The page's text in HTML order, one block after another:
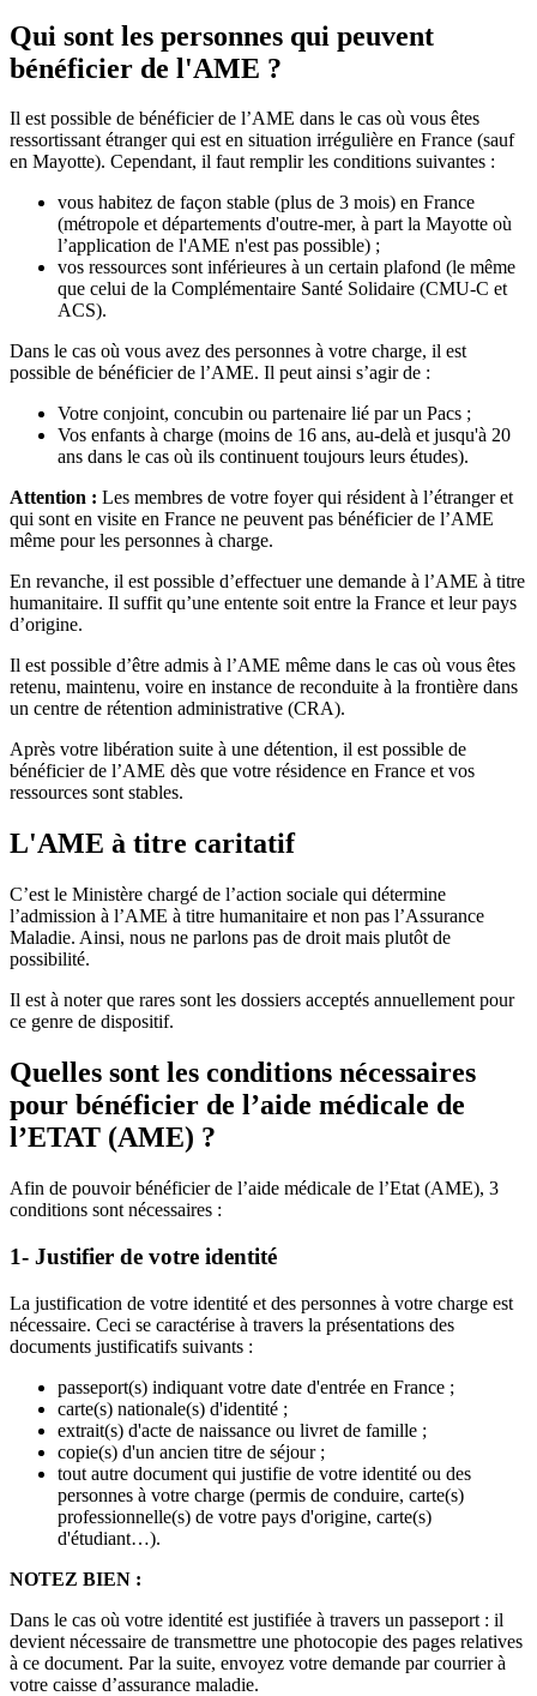
Qui sont les personnes qui peuvent
bénéficier de l'AME ?
Il est possible de bénéficier de l’AME dans le cas où vous êtes
ressortissant étranger qui est en situation irrégulière en France (sauf
en Mayotte). Cependant, il faut remplir les conditions suivantes :
vous habitez de façon stable (plus de 3 mois) en France
(métropole et départements d'outre-mer, à part la Mayotte où
l’application de l'AME n'est pas possible) ;
vos ressources sont inférieures à un certain plafond (le même
que celui de la Complémentaire Santé Solidaire (CMU-C et
ACS).
Dans le cas où vous avez des personnes à votre charge, il est
possible de bénéficier de l’AME. Il peut ainsi s’agir de :
Votre conjoint, concubin ou partenaire lié par un Pacs ;
Vos enfants à charge (moins de 16 ans, au-delà et jusqu'à 20
ans dans le cas où ils continuent toujours leurs études).
Attention : Les membres de votre foyer qui résident à l’étranger et
qui sont en visite en France ne peuvent pas bénéficier de l’AME
même pour les personnes à charge.
En revanche, il est possible d’effectuer une demande à l’AME à titre
humanitaire. Il suffit qu’une entente soit entre la France et leur pays
d’origine.
Il est possible d’être admis à l’AME même dans le cas où vous êtes
retenu, maintenu, voire en instance de reconduite à la frontière dans
un centre de rétention administrative (CRA).
Après votre libération suite à une détention, il est possible de
bénéficier de l’AME dès que votre résidence en France et vos
ressources sont stables.
L'AME à titre caritatif
C’est le Ministère chargé de l’action sociale qui détermine
l’admission à l’AME à titre humanitaire et non pas l’Assurance
Maladie. Ainsi, nous ne parlons pas de droit mais plutôt de
possibilité.
Il est à noter que rares sont les dossiers acceptés annuellement pour
ce genre de dispositif.
Quelles sont les conditions nécessaires
pour bénéficier de l’aide médicale de
l’ETAT (AME) ?
Afin de pouvoir bénéficier de l’aide médicale de l’Etat (AME), 3
conditions sont nécessaires :
1- Justifier de votre identité
La justification de votre identité et des personnes à votre charge est
nécessaire. Ceci se caractérise à travers la présentations des
documents justificatifs suivants :
passeport(s) indiquant votre date d'entrée en France ;
carte(s) nationale(s) d'identité ;
extrait(s) d'acte de naissance ou livret de famille ;
copie(s) d'un ancien titre de séjour ;
tout autre document qui justifie de votre identité ou des
personnes à votre charge (permis de conduire, carte(s)
professionnelle(s) de votre pays d'origine, carte(s)
d'étudiant…).
NOTEZ BIEN :
Dans le cas où votre identité est justifiée à travers un passeport : il
devient nécessaire de transmettre une photocopie des pages relatives
à ce document. Par la suite, envoyez votre demande par courrier à
votre caisse d’assurance maladie.